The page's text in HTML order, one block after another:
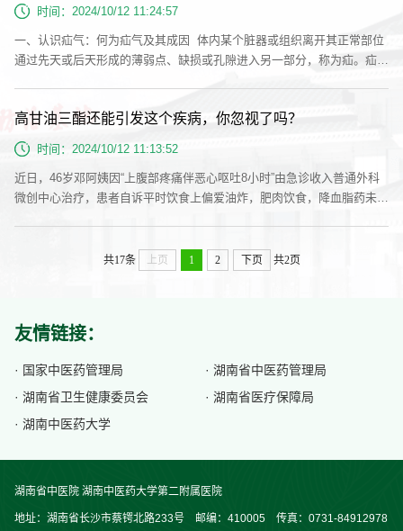
施术后护理。术...
时间：2024/10/12 11:24:57
一、认识疝气：何为疝气及其成因 体内某个脏器或组织离开其正常部位
通过先天或后天形成的薄弱点、缺损或孔隙进入另一部分，称为疝。疝多
腹腔内的间隙囊内而形成，如网膜孔疝。中医病名:疝气。疝气的成因多
种多样，包括腹壁强度降低和腹内压力增高两 大主要因素。腹壁强度降
低可能是由于先...
高甘油三酯还能引发这个疾病，你忽视了吗？
时间：2024/10/12 11:13:52
近日，46岁邓阿姨因“上腹部疼痛伴恶心呕吐8小时”由急诊收入普通外科
微创中心治疗，患者自诉平时饮食上偏爱油炸，肥肉饮食，降血脂药未遵
为：高甘油三酯型胰腺炎。治疗措施：1、常规治疗：采取禁食、胃肠减
共17条 上页 1 2 下页 共2页
友情链接：
· 国家中医药管理局
· 湖南省中医药管理局
· 湖南省卫生健康委员会
· 湖南省医疗保障局
· 湖南中医药大学
湖南省中医院 湖南中医药大学第二附属医院
地址：湖南省长沙市蔡锷北路233号 邮编：410005 传真：0731-84912978